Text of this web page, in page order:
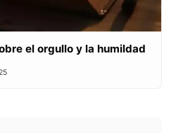
el orgullo y la humildad